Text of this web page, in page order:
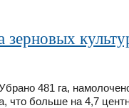
481 га,
что больше на 4,7